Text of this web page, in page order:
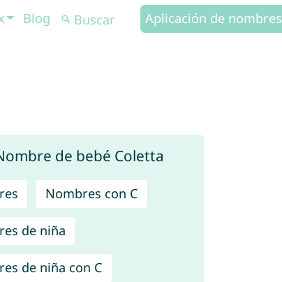
Blog Aplicación de nombres
Nombres con C
de niña
de niña con C